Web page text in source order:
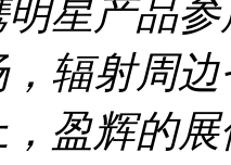
星产品
辐射周
盈辉的